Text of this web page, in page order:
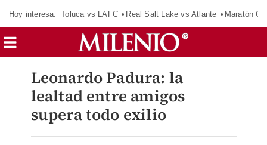
Hoy interesa: Toluca vs LAFC Real Salt Lake vs Atlante Maratón
Leonardo Padura: la
lealtad entre amigos
supera todo exilio